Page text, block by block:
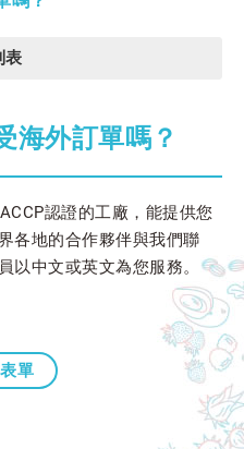
表
海外訂單嗎？
認證的工廠，能提供您
各地的合作夥伴與我們聯
以中文或英文為您服務。
單